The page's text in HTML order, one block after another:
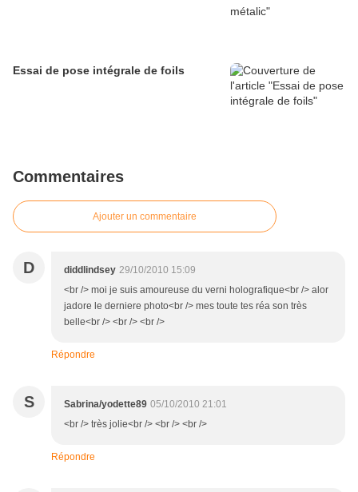
Essai de pose intégrale de foils
Commentaires
Ajouter un commentaire
D diddlindsey 29/10/2010 15:09
<br /> moi je suis amoureuse du verni holografique<br /> alor
jadore le derniere photo<br /> mes toute tes réa son très
belle<br /> <br /> <br />
Répondre
S Sabrina/yodette89 05/10/2010 21:01
<br /> très jolie<br /> <br /> <br />
Répondre